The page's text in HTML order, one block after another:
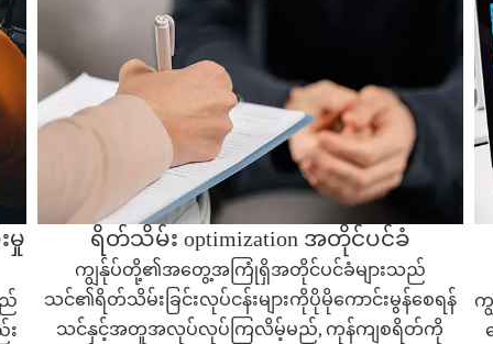
မှု
း
ရိတ်သိမ်း optimization အတိုင်ပင်ခံ
ကျွန်ုပ်တို့၏အတွေ့အကြုံရှိအတိုင်ပင်ခံများသည်
သင်၏ရိတ်သိမ်းခြင်းလုပ်ငန်းများကိုပိုမိုကောင်းမွန်စေရန်
သင်နှင့်အတူအလုပ်လုပ်ကြလိမ့်မည်, ကုန်ကျစရိတ်ကို
က